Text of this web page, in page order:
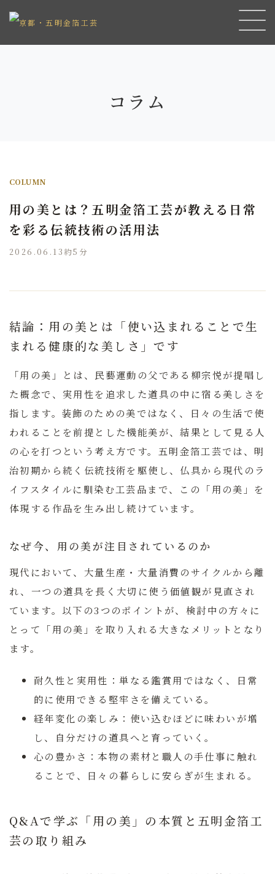
コラム
COLUMN
用の美とは？五明金箔工芸が教える日常
を彩る伝統技術の活用法
2026.06.13 約5分
結論：用の美とは「使い込まれることで生
まれる健康的な美しさ」です
「用の美」とは、民藝運動の父である柳宗悦が提唱し
た概念で、実用性を追求した道具の中に宿る美しさを
指します。装飾のための美ではなく、日々の生活で使
われることを前提とした機能美が、結果として見る人
の心を打つという考え方です。 五明金箔工芸では、明
治初期から続く伝統技術を駆使し、仏具から現代のラ
イフスタイルに馴染む工芸品まで、この「用の美」を
体現する作品を生み出し続けています。
なぜ今、用の美が注目されているのか
現代において、大量生産・大量消費のサイクルから離
れ、一つの道具を長く大切に使う価値観が見直され
ています。以下の3つのポイントが、検討中の方々に
とって「用の美」を取り入れる大きなメリットとなり
ます。
耐久性と実用性：単なる鑑賞用ではなく、日常
的に使用できる堅牢さを備えている。
経年変化の楽しみ： 使い込むほどに味わいが増
し、自分だけの道具へと育っていく。
心の豊かさ：本物の素材と職人の手仕事に触れ
ることで、日々の暮らしに安らぎが生まれる。
Q&Aで学ぶ「用の美」の本質と五明金箔工
芸の取り組み